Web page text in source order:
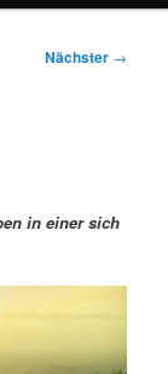
Nächster →
in einer sich